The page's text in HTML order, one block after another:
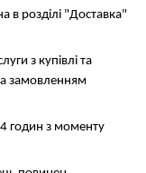
в розділі "Доставка"
з купівлі та
замовленням
годин з моменту